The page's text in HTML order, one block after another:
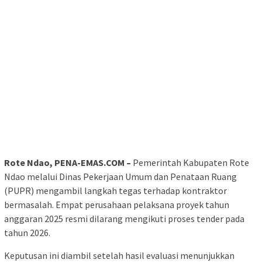
Rote Ndao, PENA-EMAS.COM – Pemerintah Kabupaten Rote
Ndao melalui Dinas Pekerjaan Umum dan Penataan Ruang
(PUPR) mengambil langkah tegas terhadap kontraktor
bermasalah. Empat perusahaan pelaksana proyek tahun
anggaran 2025 resmi dilarang mengikuti proses tender pada
tahun 2026.
Keputusan ini diambil setelah hasil evaluasi menunjukkan